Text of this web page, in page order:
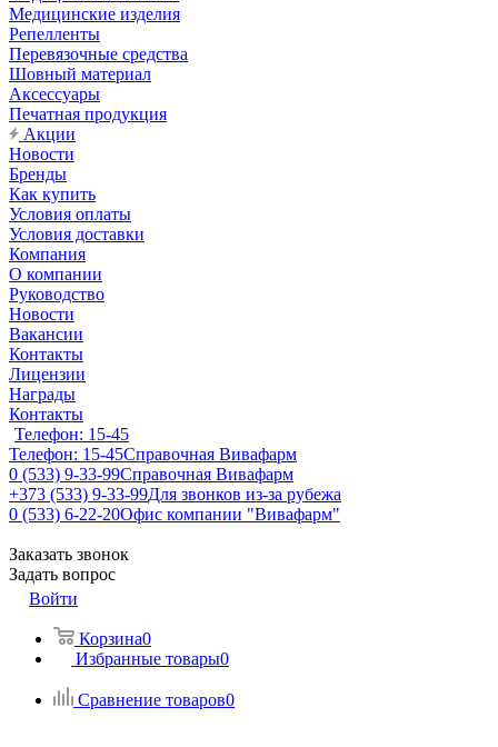
Медицинские изделия
Репелленты
Перевязочные средства
Шовный материал
Аксессуары
Печатная продукция
Акции
Новости
Бренды
Как купить
Условия оплаты
Условия доставки
Компания
О компании
Руководство
Новости
Вакансии
Контакты
Лицензии
Награды
Контакты
Телефон: 15-45
Телефон: 15-45Справочная Вивафарм
0 (533) 9-33-99Справочная Вивафарм
+373 (533) 9-33-99Для звонков из-за рубежа
0 (533) 6-22-20Офис компании "Вивафарм"
Заказать звонок
Задать вопрос
Войти
Корзина0
Избранные товары0
Сравнение товаров0